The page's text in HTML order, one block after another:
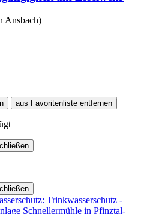
Ansbach)
aus Favoritenliste entfernen